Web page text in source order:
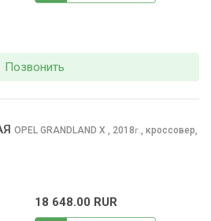
Позвонить
OPEL GRANDLAND X , 2018г., кроссовер,
18 648.00 RUR